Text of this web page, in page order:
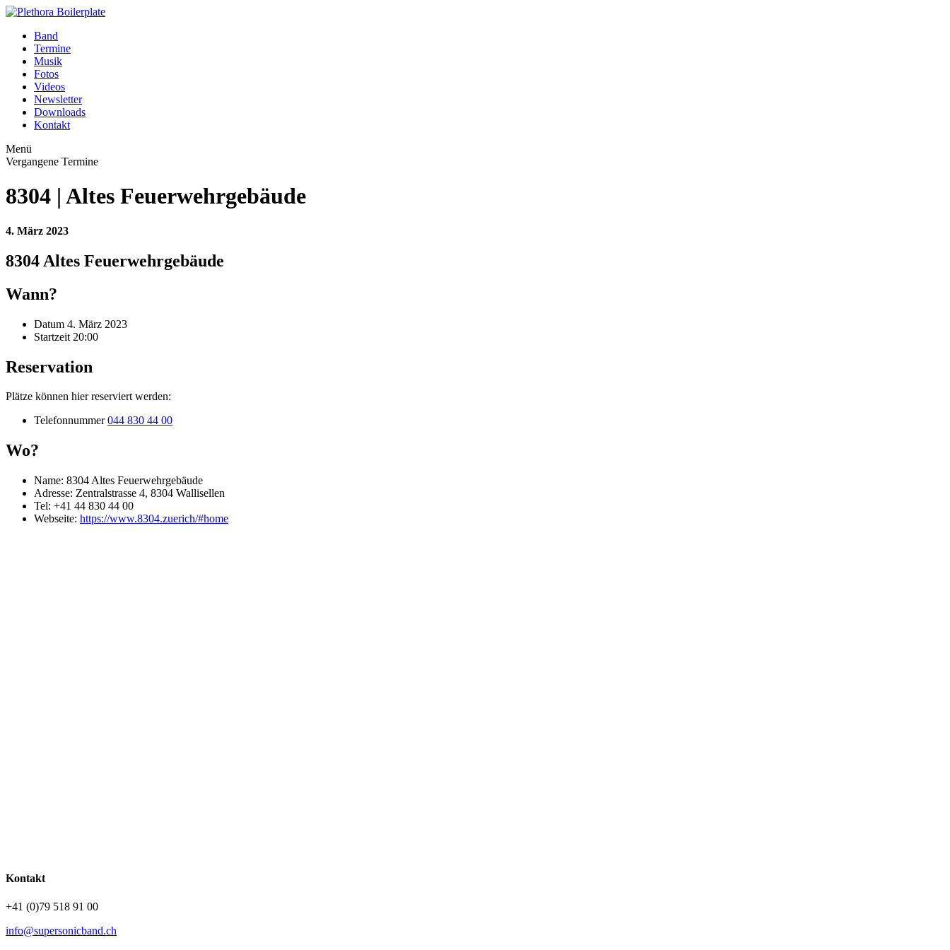
Band
Termine
Musik
Fotos
Videos
Newsletter
Downloads
Kontakt
Menü
Vergangene Termine
8304 | Altes Feuerwehrgebäude
4. März 2023
8304 Altes Feuerwehrgebäude
Wann?
Datum 4. März 2023
Startzeit 20:00
Reservation
Plätze können hier reserviert werden:
Telefonnummer 044 830 44 00
Wo?
Name: 8304 Altes Feuerwehrgebäude
Adresse: Zentralstrasse 4, 8304 Wallisellen
Tel: +41 44 830 44 00
Webseite: https://www.8304.zuerich/#home
Kontakt
+41 (0)79 518 91 00
info@supersonicband.ch